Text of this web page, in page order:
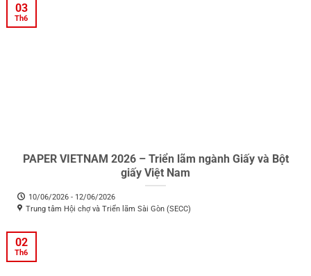
PAPER VIETNAM 2026 – Triển lãm ngành Giấy và Bột
giấy Việt Nam
10/06/2026 - 12/06/2026
Trung tâm Hội chợ và Triển lãm Sài Gòn (SECC)
03
Th6
02
Th6